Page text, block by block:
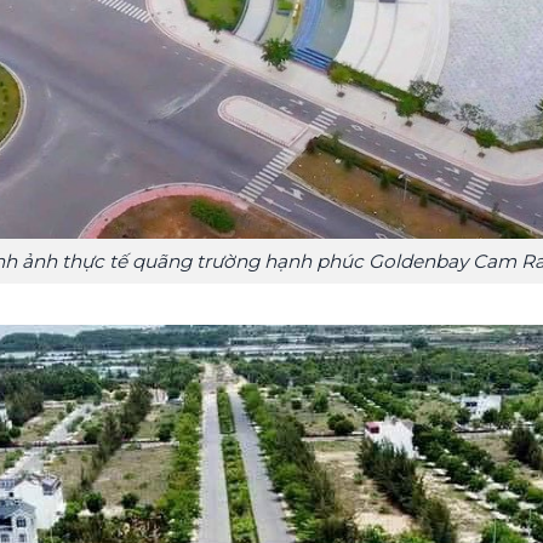
ảnh thực tế quãng trường hạnh phúc Goldenbay Cam